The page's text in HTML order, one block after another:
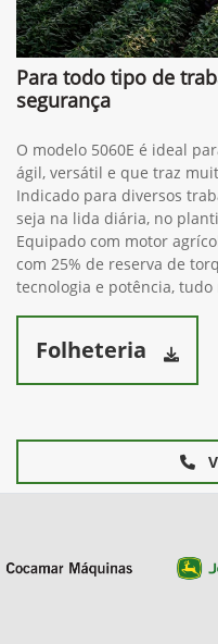
Para todo tipo de
segurança
O modelo 5060E é ideal
ágil, versátil e que traz
Indicado para diversos
seja na lida diária, no
Equipado com motor
com 25% de reserva de
tecnologia e potência,
Folheteria